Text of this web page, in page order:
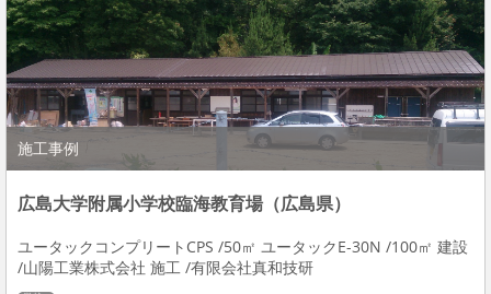
施工事例
広島大学附属小学校臨海教育場（広島県）
ユータックコンプリートCPS /50㎡ ユータックE-30N /100㎡ 建設
/山陽工業株式会社 施工 /有限会社真和技研